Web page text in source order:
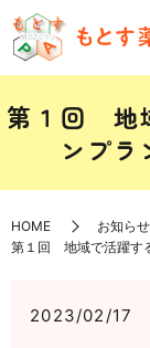
第１回 地
ンプラ
HOME
お知らせ
第１回 地域で活躍す
2023/02/17